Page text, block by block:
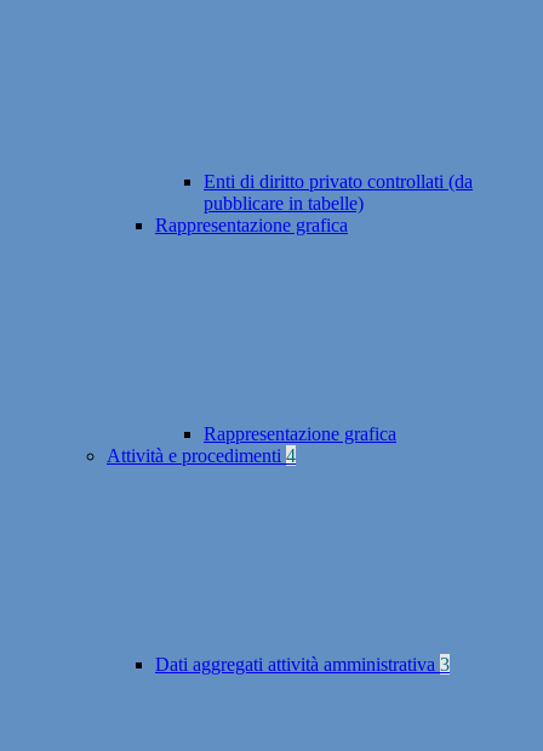
Enti di diritto privato controllati (da
pubblicare in tabelle)
Rappresentazione grafica
Rappresentazione grafica
Attività e procedimenti 4
Dati aggregati attività amministrativa 3